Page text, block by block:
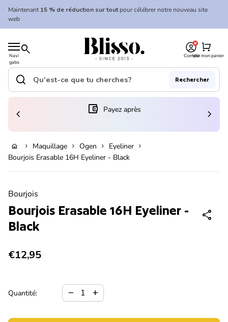
Skip to content
Maintenant15 % de réduction sur toutpour célébrer notre nouveau site
web
Navi
gatio
n
mobil
search
Accueil
CompteVoir mon panier
shopping_cart
Accueil
Recherche"
search Rechercher
(le lien s'ouvre dans un nouvel onglet/fenêtre)
account_balance_wallet Payez après
chevron_left chevron_right
home chevron_right Maquillage chevron_right Ogen chevron_right Eyeliner chevron_right
Bourjois Erasable 16H Eyeliner - Black
Bourjois
Bourjois Erasable 16H Eyeliner -
Black
share
Prix normal
€12,95
Quantité:
Diminuer la quantité pour
remove
Augmenter la quantité pour
add